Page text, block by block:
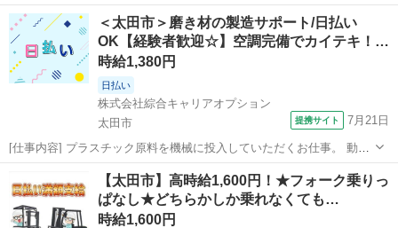
月払い選択可能) ◆お仕事内容 日用品を扱う倉庫にてリーチフォーク
での入出荷、ピッキング作業 ◇高時給♪ ◇土日祝休みでプライベート
充実☆彡...
群馬 館林市 倉庫 時給
＜太田市＞磨き材の製造サポート/日払い
OK【経験者歓迎☆】空調完備でカイテキ！…
時給1,380円
日払い
株式会社綜合キャリアオプション
太田市
提携サイト 7月21日
[仕事内容] プラスチック原料を機械に投入していただくお仕事。 動き
があるので飽きずにできますよ。 。＋お仕事探しはコンシェルスタッ
フにおまかせ＋。 あなたのお仕事探しをしっかりサポート！ たとえ
ば… 「もう少しココの条...
その他
【太田市】高時給1,600円！★フォーク乗りっ
ぱなし★どちらかしか乗れなくても…
時給1,600円